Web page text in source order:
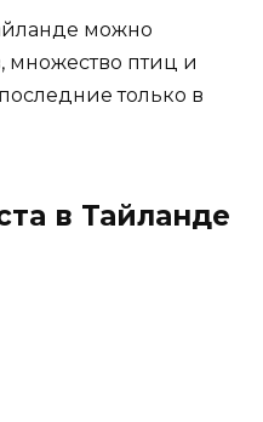
можно
множество птиц и
только в
в Тайланде